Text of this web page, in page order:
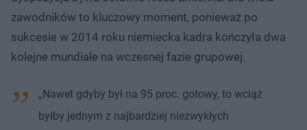
zawodników to kluczowy moment, ponieważ po
sukcesie w 2014 roku niemiecka kadra kończyła dwa
kolejne mundiale na wczesnej fazie grupowej.
„Nawet gdyby był na 95 proc. gotowy, to wciąż
byłby jednym z najbardziej niezwykłych